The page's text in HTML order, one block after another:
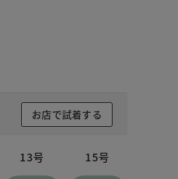
お店で試着する
13号 15号